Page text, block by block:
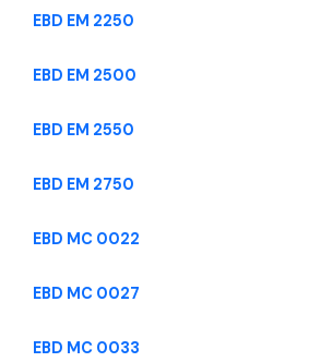
EBD EM 2250
EBD EM 2500
EBD EM 2550
EBD EM 2750
EBD MC 0022
EBD MC 0027
EBD MC 0033